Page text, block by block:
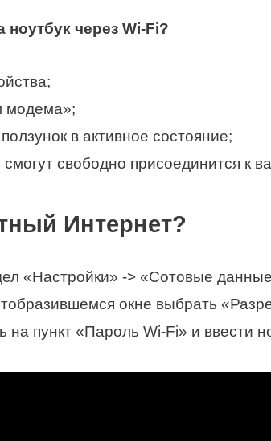
ноутбук через Wi-Fi?
модема»;
в активное состояние;
свободно присоединится к
Интернет?
«Настройки» -> «Сотовые
окне выбрать
на пункт «Пароль Wi-Fi» и ввести